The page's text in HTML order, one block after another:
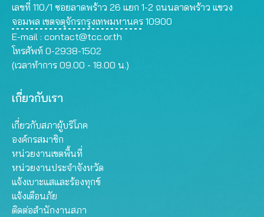
เลขที่ 110/1 ซอยลาดพร้าว 26 แยก 1-2 ถนนลาดพร้าว แขวง
จอมพล เขตจตุจักรกรุงเทพมหานคร 10900
E-mail : contact@tcc.or.th
โทรศัพท์ 0-2938-1502
(เวลาทำการ 09.00 - 18.00 น.)
เกี่ยวกับเรา
เกี่ยวกับสภาผู้บริโภค
องค์กรสมาชิก
หน่วยงานเขตพื้นที่
หน่วยงานประจำจังหวัด
แจ้งเบาะแสและร้องทุกข์
แจ้งเตือนภัย
ติดต่อสำนักงานสภา